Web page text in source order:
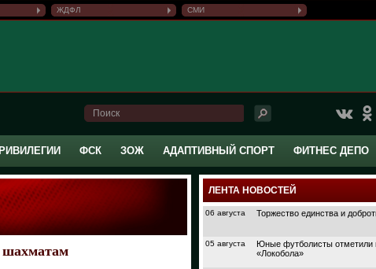
ЖДФЛ СМИ
ФСК ЗОЖ АДАПТИВНЫЙ СПОРТ ФИТНЕС ДЕПО
ЛЕНТА НОВОСТЕЙ
06 августа Торжество единства и
05 августа
Юные футболисты отметили
«Локобола»